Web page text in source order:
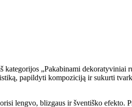
kategorijos „Pakabinami dekoratyviniai
papildyti kompoziciją ir sukurti
lengvo, blizgaus ir šventiško efekto.